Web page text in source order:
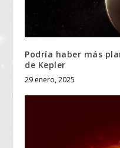
Podría haber más
de Kepler
29 enero, 2025